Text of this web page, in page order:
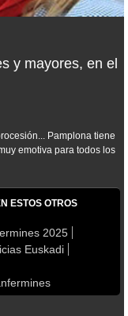
y mayores, en el
Pamplona tiene
emotiva para todos los
ESTOS OTROS
2025
Euskadi